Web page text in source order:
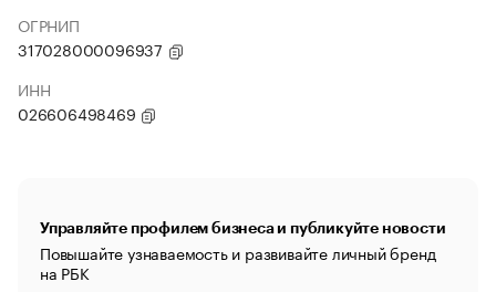
ОГРНИП
317028000096937
ИНН
026606498469
Управляйте профилем бизнеса и публикуйте новости
Повышайте узнаваемость и развивайте личный бренд
на РБК